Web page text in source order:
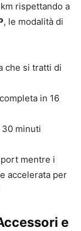
rispettando a
, le modalità di
che si tratti di
in 16
30 minuti
mentre i
accelerata per
e